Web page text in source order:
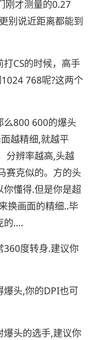
刚才测量的0.27
别说近距离都能到
CS的时候，高手
768呢?这两个
么800 600的爆头
越精细,就越平
分辨率越高,头越
赛克似的。方的头
你懂得.但是你是超
换画面的精细..毕
的....
360度转身.建议你
头,你的DPI也可
爆头的选手,建议你